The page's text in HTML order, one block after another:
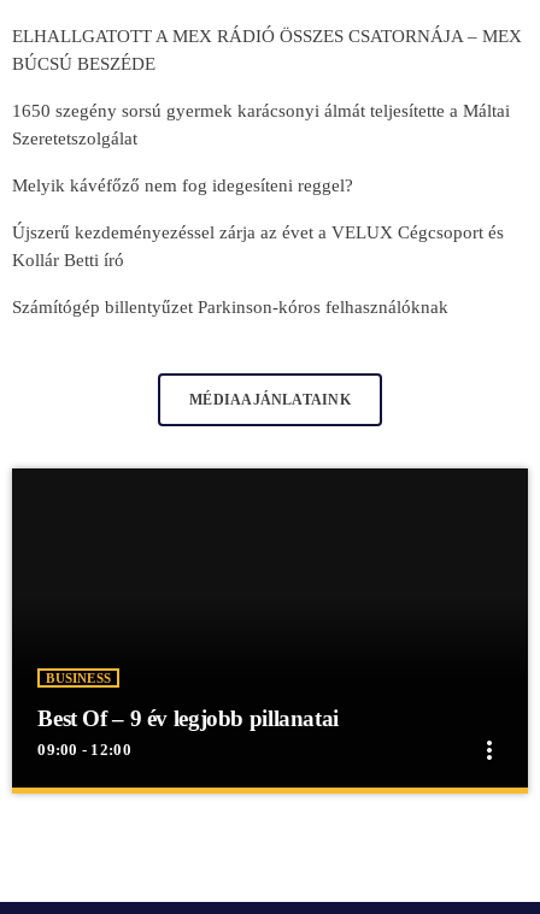
ELHALLGATOTT A MEX RÁDIÓ ÖSSZES CSATORNÁJA – MEX
BÚCSÚ BESZÉDE
1650 szegény sorsú gyermek karácsonyi álmát teljesítette a Máltai
Szeretetszolgálat
Melyik kávéfőző nem fog idegesíteni reggel?
Újszerű kezdeményezéssel zárja az évet a VELUX Cégcsoport és
Kollár Betti író
Számítógép billentyűzet Parkinson-kóros felhasználóknak
MÉDIAAJÁNLATAINK
BUSINESS
Best Of – 9 év legjobb pillanatai
09:00 - 12:00 more_vert
Best Of - 9 év legjobb pillanatai